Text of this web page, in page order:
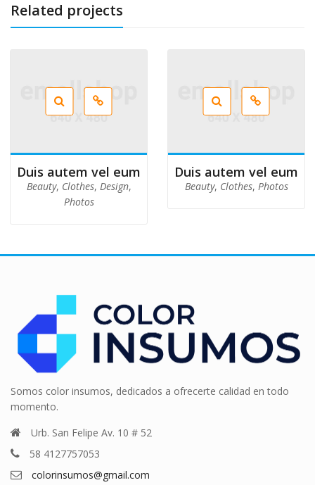
Related projects
Duis autem vel eum
Beauty, Clothes, Design,
Photos
Duis autem vel eum
Beauty, Clothes, Photos
Somos color insumos, dedicados a ofrecerte calidad en todo
momento.
Urb. San Felipe Av. 10 # 52
58 4127757053
colorinsumos@gmail.com